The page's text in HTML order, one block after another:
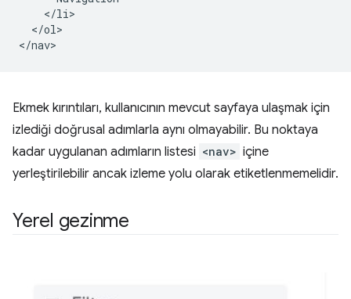
    </li>
  </ol>
Ekmek kırıntıları, kullanıcının mevcut sayfaya ulaşmak için
izlediği doğrusal adımlarla aynı olmayabilir. Bu noktaya
kadar uygulanan adımların listesi <nav> içine
yerleştirilebilir ancak izleme yolu olarak etiketlenmemelidir.
Yerel gezinme